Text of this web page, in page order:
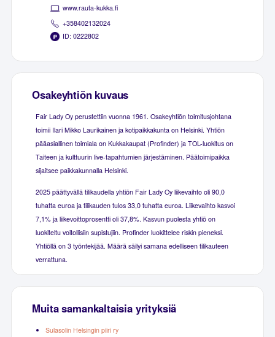
www.rauta-kukka.fi
+358402132024
ID: 0222802
Osakeyhtiön kuvaus
Fair Lady Oy perustettiin vuonna 1961. Osakeyhtiön toimitusjohtana
toimii Ilari Mikko Laurikainen ja kotipaikkakunta on Helsinki. Yhtiön
pääasiallinen toimiala on Kukkakaupat (Profinder) ja TOL-luokitus on
Taiteen ja kulttuurin live-tapahtumien järjestäminen. Päätoimipaikka
sijaitsee paikkakunnalla Helsinki.
2025 päättyvällä tilikaudella yhtiön Fair Lady Oy liikevaihto oli 90,0
tuhatta euroa ja tilikauden tulos 33,0 tuhatta euroa. Liikevaihto kasvoi
7,1% ja liikevoittoprosentti oli 37,8%. Kasvun puolesta yhtiö on
luokiteltu voitollisiin supistujiin. Profinder luokittelee riskin pieneksi.
Yhtiöllä on 3 työntekijää. Määrä säilyi samana edelliseen tilikauteen
verrattuna.
Muita samankaltaisia yrityksiä
Sulasolin Helsingin piiri ry